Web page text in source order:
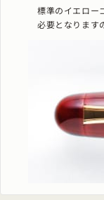
標準のイエロー
必要となります